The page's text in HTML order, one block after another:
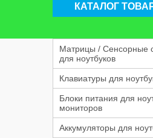
КАТАЛОГ
Матрицы / Сенсорные
для ноутбуков
Клавиатуры для
Блоки питания для
мониторов
Аккумуляторы для